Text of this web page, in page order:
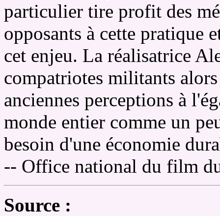
particulier tire profit des
opposants à cette pratique
cet enjeu. La réalisatrice
compatriotes militants
anciennes perceptions à
monde entier comme un
besoin d'une économie
-- Office national du film
Source :